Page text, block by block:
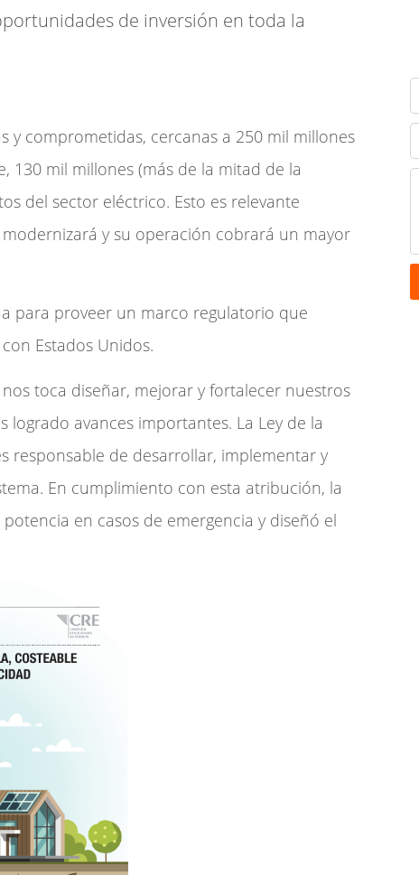
de inversión en toda la
y comprometidas, cercanas a 250 mil millones
130 mil millones (más de la mitad de la
del sector eléctrico. Esto es relevante
y su operación cobrará un mayor
para proveer un marco regulatorio que
Estados Unidos.
toca diseñar, mejorar y fortalecer nuestros
logrado avances importantes. La Ley de la
responsable de desarrollar, implementar y
En cumplimiento con esta atribución, la
en casos de emergencia y diseñó el